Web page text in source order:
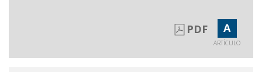
PDF A
ARTÍCULO